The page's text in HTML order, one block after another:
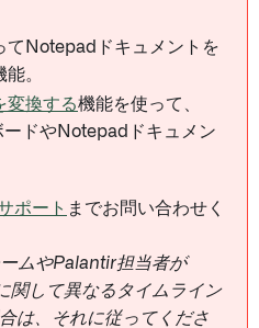
てNotepadドキュメントを
。
変換する機能を使って、
ドやNotepadドキュメン
ポート までお問い合わせく
ムやPalantir担当者が
関して異なるタイムライン
は、それに従ってくださ